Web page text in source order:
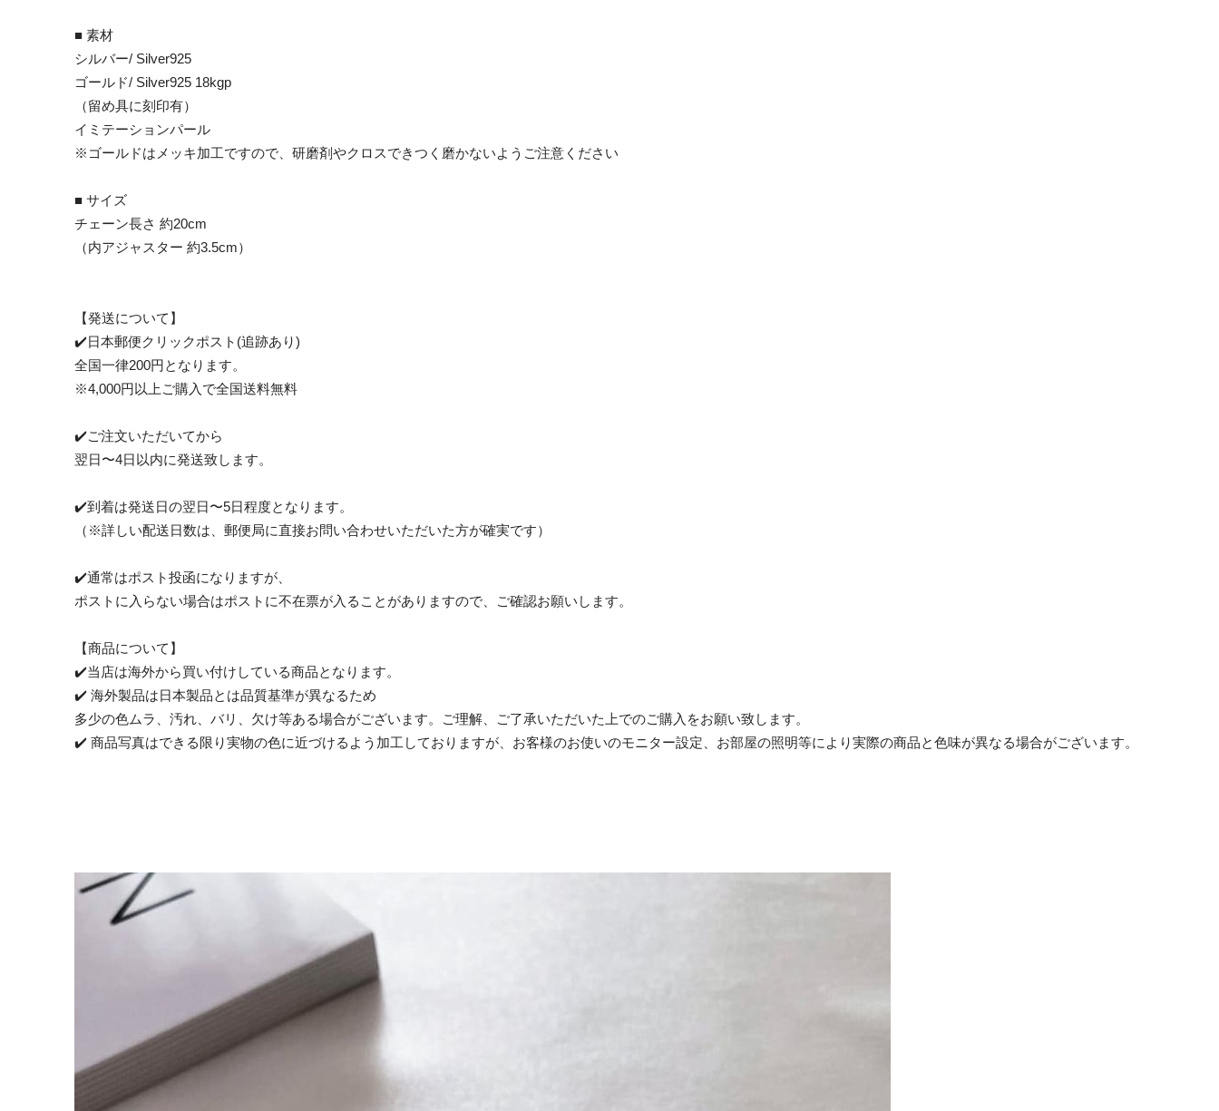
■ 素材
シルバー/ Silver925
ゴールド/ Silver925 18kgp
（留め具に刻印有）
イミテーションパール
※ゴールドはメッキ加工ですので、研磨剤やクロスできつく磨かないようご注意ください
■ サイズ
チェーン長さ 約20cm
（内アジャスター 約3.5cm）
【発送について】
✔️日本郵便クリックポスト(追跡あり)
全国一律200円となります。
※4,000円以上ご購入で全国送料無料
✔️ご注文いただいてから
翌日〜4日以内に発送致します。
✔️到着は発送日の翌日〜5日程度となります。
（※詳しい配送日数は、郵便局に直接お問い合わせいただいた方が確実です）
✔️通常はポスト投函になりますが、
ポストに入らない場合はポストに不在票が入ることがありますので、ご確認お願いします。
【商品について】
✔️当店は海外から買い付けしている商品となります。
✔️ 海外製品は日本製品とは品質基準が異なるため
多少の色ムラ、汚れ、バリ、欠け等ある場合がございます。ご理解、ご了承いただいた上でのご購入をお願い致します。
✔️ 商品写真はできる限り実物の色に近づけるよう加工しておりますが、お客様のお使いのモニター設定、お部屋の照明等により実際の商品と色味が異なる場合がございます。